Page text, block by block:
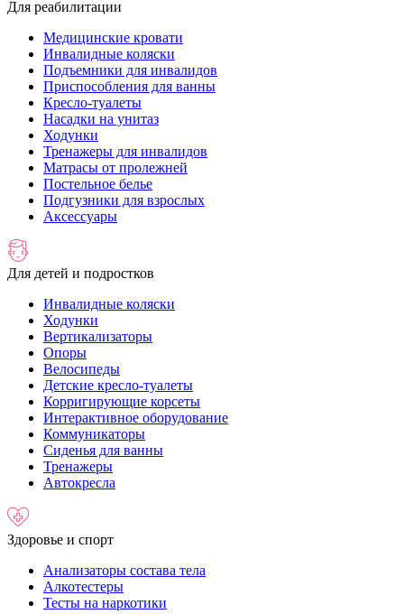
Для реабилитации
Медицинские кровати
Инвалидные коляски
Подъемники для инвалидов
Приспособления для ванны
Кресло-туалеты
Насадки на унитаз
Ходунки
Тренажеры для инвалидов
Матрасы от пролежней
Постельное белье
Подгузники для взрослых
Аксессуары
Для детей и подростков
Инвалидные коляски
Ходунки
Вертикализаторы
Опоры
Велосипеды
Детские кресло-туалеты
Корригирующие корсеты
Интерактивное оборудование
Коммуникаторы
Сиденья для ванны
Тренажеры
Автокресла
Здоровье и спорт
Анализаторы состава тела
Алкотестеры
Тесты на наркотики